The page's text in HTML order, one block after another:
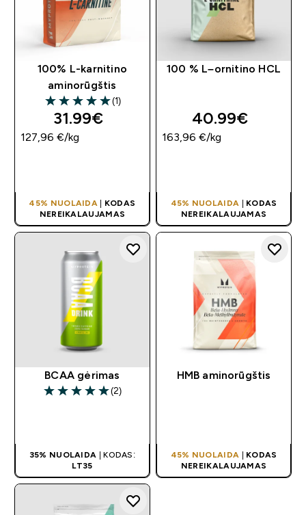
100% L-karnitino
aminorūgštis
5 out of 5 stars
(1)
31.99€‎
127,96 €‎/kg
45% NUOLAIDA
KODAS
NEREIKALAUJAMAS
100 % L–ornitino HCL
40.99€‎
163,96 €‎/kg
45% NUOLAIDA
KODAS
NEREIKALAUJAMAS
BCAA gėrimas
5 out of 5 stars
(2)
35% NUOLAIDA | KODAS:
LT35
HMB aminorūgštis
45% NUOLAIDA
KODAS
NEREIKALAUJAMAS